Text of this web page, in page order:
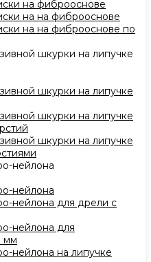
на фиброоснове
на на фиброоснове
на на фиброоснове по
шкурки на липучке
шкурки на липучке
шкурки на липучке
шкурки на липучке
нейлона
нейлона
нейлона для дрели с
нейлона для
мм
нейлона на липучке